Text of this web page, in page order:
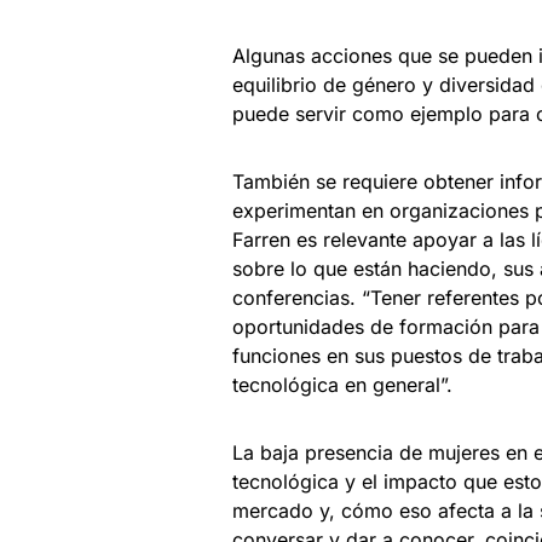
Algunas acciones que se
equilibrio de género y
puede servir como ejemplo para
También se requiere obtener
experimentan en organizaciones
Farren es relevante apoyar a
sobre lo que están haciendo,
conferencias. “Tener referentes
oportunidades de formación
funciones en sus puestos de
tecnológica en general”.
La baja presencia de mujeres en
tecnológica y el impacto que
mercado y, cómo eso afecta a